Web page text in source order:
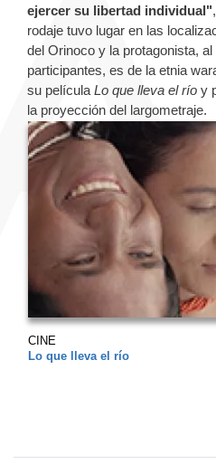
ejercer su libertad individual"
rodaje tuvo lugar en las
del Orinoco y la protagonista,
participantes, es de la etnia
su película Lo que lleva el río y
la proyección del largometraje.
CINE
Lo que lleva el río